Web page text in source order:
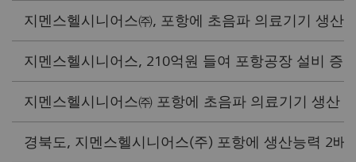
지멘스헬시니어스㈜, 포항에 초음파 의료기기 생산
지멘스헬시니어스, 210억원 들여 포항공장 설비 증
지멘스헬시니어스㈜ 포항에 초음파 의료기기 생산
경북도, 지멘스헬시니어스(주) 포항에 생산능력 2